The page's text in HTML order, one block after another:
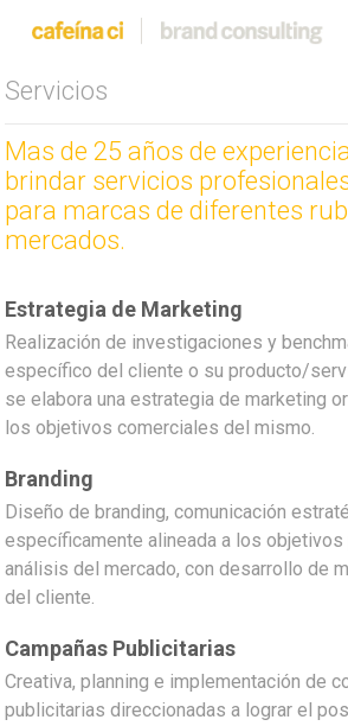
Servicios
Mas de 25 años de
brindar servicios
para marcas de diferentes
mercados.
Estrategia de Marketing
Realización de investigaciones y
específico del cliente o su producto/
se elabora una estrategia de marketing
los objetivos comerciales del mismo.
Branding
Diseño de branding, comunicación
específicamente alineada a los objetivos
análisis del mercado, con desarrollo de
del cliente.
Campañas Publicitarias
Creativa, planning e implementación de
publicitarias direccionadas a lograr el